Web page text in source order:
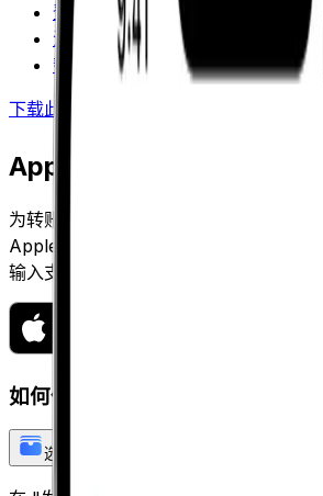
登录
注册
帮助
下载此应用
Apple Pay 简介
为转账提供资金变得更容易了。下载
Apple Pay 快速、安全地汇款，步骤最
输入支付详情的麻烦，只需轻点即可。
如何使用 Apple Pay 发送
选择使用"Apple Pay 支付"